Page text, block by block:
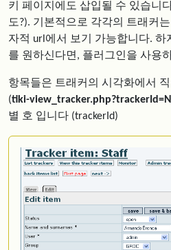
키 페이지에도 삽입될 수 있습니
도?). 기본적으로 각각의 트래커
자적 url에서 보기 가능합니다. 하
를 원하신다면, 플러그인을 사용
항목들은 트래커의 시각화에서
(tiki-view_tracker.php?trackerId=N
별 호 입니다 (trackerId)